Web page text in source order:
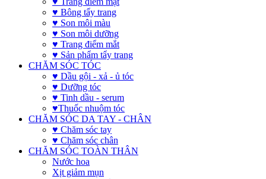
♥ Bông tẩy trang
♥ Son môi màu
♥ Son môi dưỡng
♥ Trang điểm mắt
♥ Sản phẩm tẩy trang
CHĂM SÓC TÓC
♥ Dầu gội - xả - ủ tóc
♥ Dưỡng tóc
♥ Tinh dầu - serum
♥Thuốc nhuộm tóc
CHĂM SÓC DA TAY - CHÂN
♥ Chăm sóc tay
♥ Chăm sóc chân
CHĂM SÓC TOÀN THÂN
Nước hoa
Xịt giảm mụn